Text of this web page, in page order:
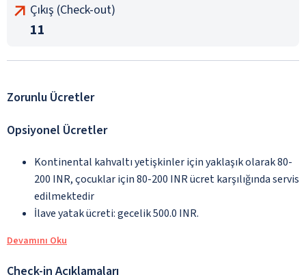
Çıkış (Check-out)
11
Zorunlu Ücretler
Opsiyonel Ücretler
Kontinental kahvaltı yetişkinler için yaklaşık olarak 80-
200 INR, çocuklar için 80-200 INR ücret karşılığında servis
edilmektedir
İlave yatak ücreti: gecelik 500.0 INR.
Devamını Oku
Check-in Açıklamaları